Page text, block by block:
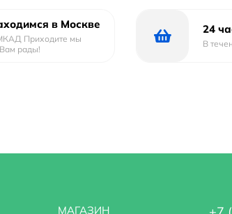
в Москве
Приходите мы
рады!
24
В
МАГАЗИН